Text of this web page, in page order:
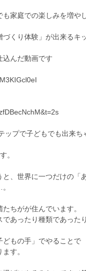
家庭での楽しみを増や
くり体験」が出来るキ
んだ動画です
プで子どもでも出来ち
。
、世界に一つだけの「
ちがが住んでいます。
あったり種類であったり
どもの手」でやることで
す。